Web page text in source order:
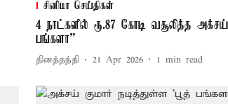
சினிமா செய்திகள்
4 நாட்களில் ரூ.87 கோடி வசூலித்த அக்சய்
பங்களா”
தினத்தந்தி 21 Apr 2026 1 min read